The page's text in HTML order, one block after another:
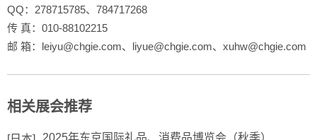
QQ：278715785、784717268
传 真：010-88102215
邮 箱：leiyu@chgie.com、liyue@chgie.com、xuhw@chgie.com
相关展会推荐
2025年东京国际礼品、消费品博览会（秋季）